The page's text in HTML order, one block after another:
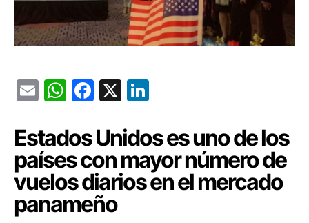
EmailWhatsApp
Facebook
X
Estados Unidos es uno de los
países con mayor número de
vuelos diarios en el mercado
panameño